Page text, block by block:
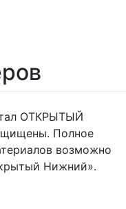
ОТКРЫТЫЙ
Полное
возможно
Нижний».